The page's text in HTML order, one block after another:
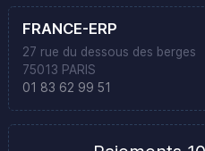
FRANCE-ERP
27 rue du dessous des berges
75013 PARIS
01 83 62 99 51